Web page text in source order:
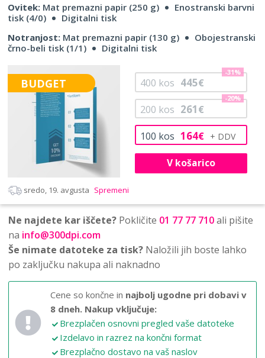
Ovitek: Mat premazni papir (250 g)
Enostranski barvni
tisk (4/0)
Digitalni tisk
Notranjost: Mat premazni papir (130 g)
Obojestranski
črno-beli tisk (1/1)
Digitalni tisk
BUDGET
100 kos 164€
200 kos 261€
-20%
400 kos 445€
-31%
V košarico
sredo, 19. avgusta Spremeni
Ne najdete kar iščete? Pokličite 01 77 77 710ali pišite
na info@300dpi.com
Še nimate datoteke za tisk? Naložili jih boste lahko
po zaključku nakupa ali naknadno
Cene so končne in najbolj ugodne pri dobavi v
8 dneh. Nakup vključuje:
Brezplačen osnovni pregled vaše datoteke
Izdelavo in razrez na končni format
Brezplačno dostavo na vaš naslov